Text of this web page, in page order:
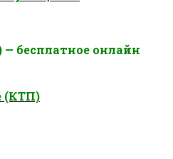
— бесплатное онлайн
(КТП)